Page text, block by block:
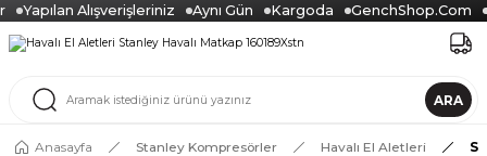
Yapılan Alışverişleriniz Aynı Gün Kargoda GenchShop.Com
ARA
Anasayfa Stanley Kompresörler Havalı El Aletleri